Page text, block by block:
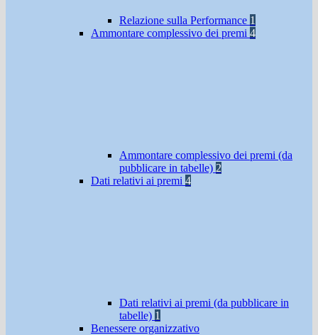
Relazione sulla Performance 1
Ammontare complessivo dei premi 4
Ammontare complessivo dei premi (da
pubblicare in tabelle) 2
Dati relativi ai premi 4
Dati relativi ai premi (da pubblicare in
tabelle) 1
Benessere organizzativo